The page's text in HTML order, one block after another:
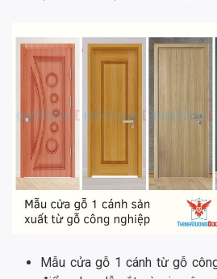
Mẫu cửa gỗ 1 cánh từ gỗ